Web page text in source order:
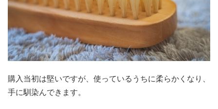
購入当初は堅いですが、使っているうちに柔らかくなり、
手に馴染んできます。